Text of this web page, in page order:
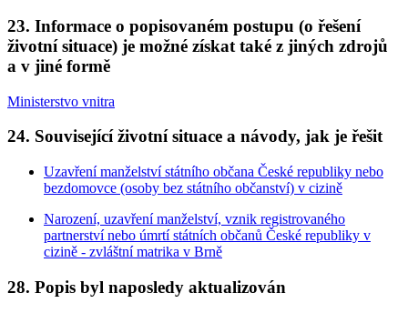
23. Informace o popisovaném postupu (o řešení
životní situace) je možné získat také z jiných zdrojů
a v jiné formě
Ministerstvo vnitra
24. Související životní situace a návody, jak je řešit
Uzavření manželství státního občana České republiky nebo
bezdomovce (osoby bez státního občanství) v cizině
Narození, uzavření manželství, vznik registrovaného
partnerství nebo úmrtí státních občanů České republiky v
cizině - zvláštní matrika v Brně
28. Popis byl naposledy aktualizován